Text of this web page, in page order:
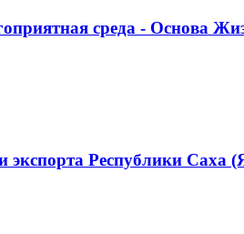
среда - Основа
экспорта Республики Саха